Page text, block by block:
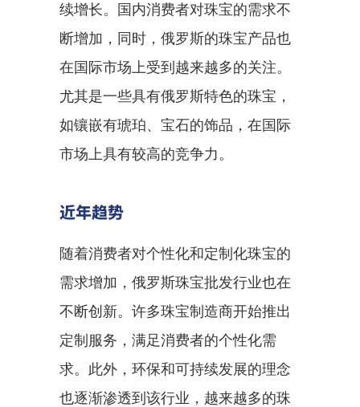
续增长。国内消费者对珠宝的需求不
断增加，同时，俄罗斯的珠宝产品也
在国际市场上受到越来越多的关注。
尤其是一些具有俄罗斯特色的珠宝，
如镶嵌有琥珀、宝石的饰品，在国际
市场上具有较高的竞争力。
近年趋势
随着消费者对个性化和定制化珠宝的
需求增加，俄罗斯珠宝批发行业也在
不断创新。许多珠宝制造商开始推出
定制服务，满足消费者的个性化需
求。此外，环保和可持续发展的理念
也逐渐渗透到该行业，越来越多的珠